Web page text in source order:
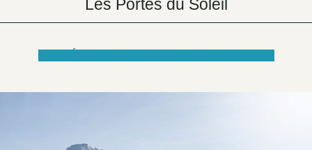
Les Portes du Soleil